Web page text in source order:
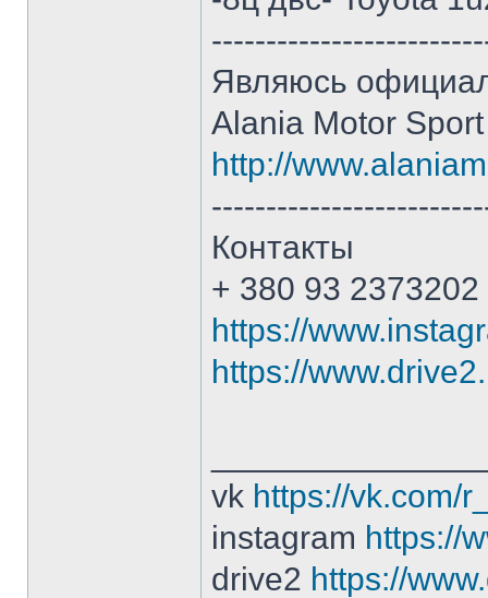
Являюсь
Alania Motor
http://
Контакты
+ 380 93
https://
https://
vk https://vk.com/
instagram https://
drive2 https://